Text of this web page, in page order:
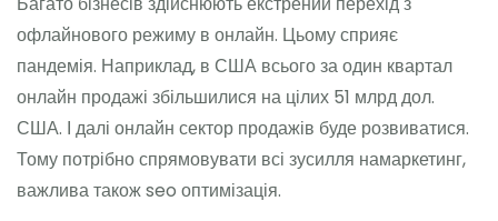
офлайнового режиму в онлайн. Цьому сприяє
пандемія. Наприклад, в США всього за один квартал
онлайн продажі збільшилися на цілих 51 млрд дол.
США. І далі онлайн сектор продажів буде розвиватися.
Тому потрібно спрямовувати всі зусилля намаркетинг,
важлива також seo оптимізація.